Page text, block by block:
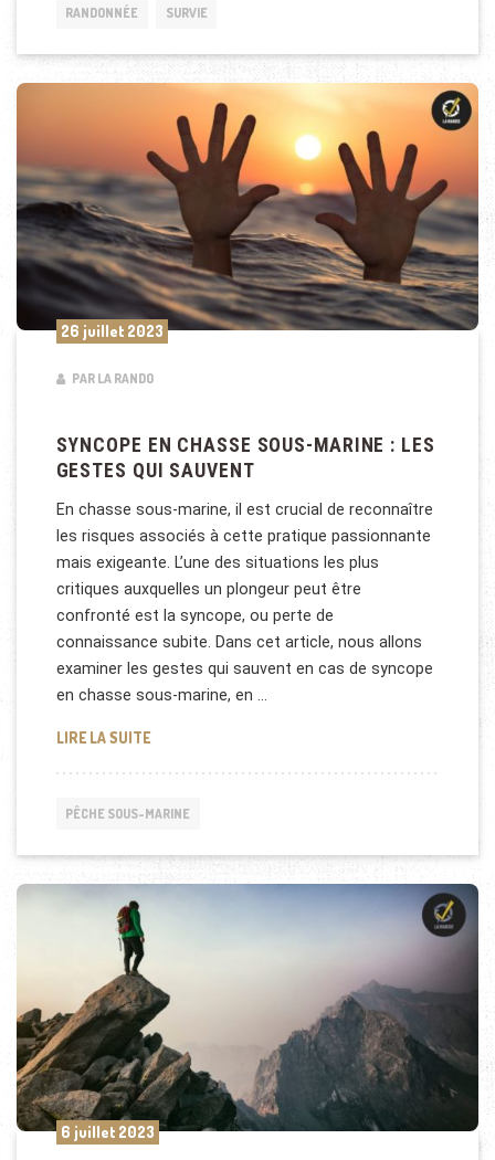
RANDONNÉE SURVIE
26 juillet 2023
PAR LA RANDO
SYNCOPE EN CHASSE SOUS-MARINE : LES
GESTES QUI SAUVENT
En chasse sous-marine, il est crucial de reconnaître
les risques associés à cette pratique passionnante
mais exigeante. L’une des situations les plus
critiques auxquelles un plongeur peut être
confronté est la syncope, ou perte de
connaissance subite. Dans cet article, nous allons
examiner les gestes qui sauvent en cas de syncope
en chasse sous-marine, en …
LIRE LA SUITESYNCOPE EN CHASSE SOUS-MARINE : LES GESTES
PÊCHE SOUS-MARINE
6 juillet 2023